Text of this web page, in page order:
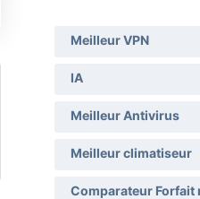
Meilleur VPN
IA
Meilleur Antivirus
Meilleur climatiseur
Comparateur Forfait